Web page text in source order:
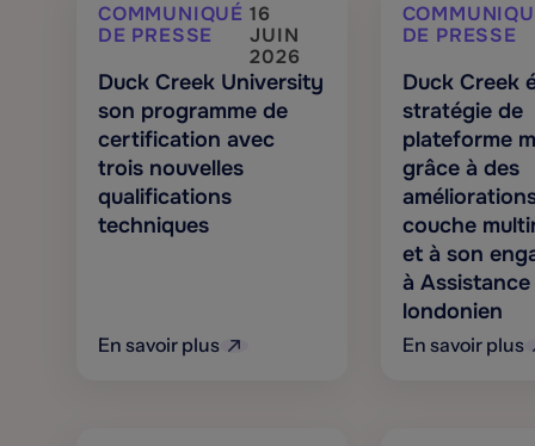
COMMUNIQUÉ
DE PRESSE
16
JUIN
2026
Duck Creek University
son programme de
certification avec
trois nouvelles
qualifications
techniques
En savoir plus
DE PRESSE
Duck Creek
stratégie de
plateforme
grâce à des
couche
et à son
à
londonien
En savoir plus